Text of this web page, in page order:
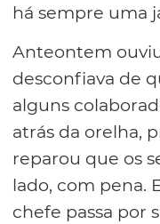
há sempre uma
Anteontem
desconfiava de
alguns
atrás da orelha,
reparou que os
lado, com pena.
chefe passa por